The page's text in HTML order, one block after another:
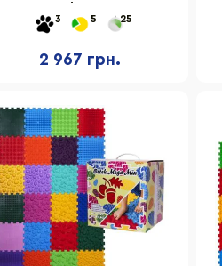
3 5 25
2 967 грн.